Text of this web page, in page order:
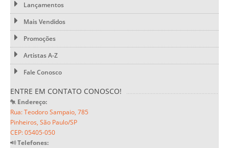
Lançamentos
Mais Vendidos
Promoções
Artistas A-Z
Fale Conosco
ENTRE EM CONTATO CONOSCO!
Endereço:
Rua: Teodoro Sampaio, 785
Pinheiros, São Paulo/SP
CEP: 05405-050
Telefones: